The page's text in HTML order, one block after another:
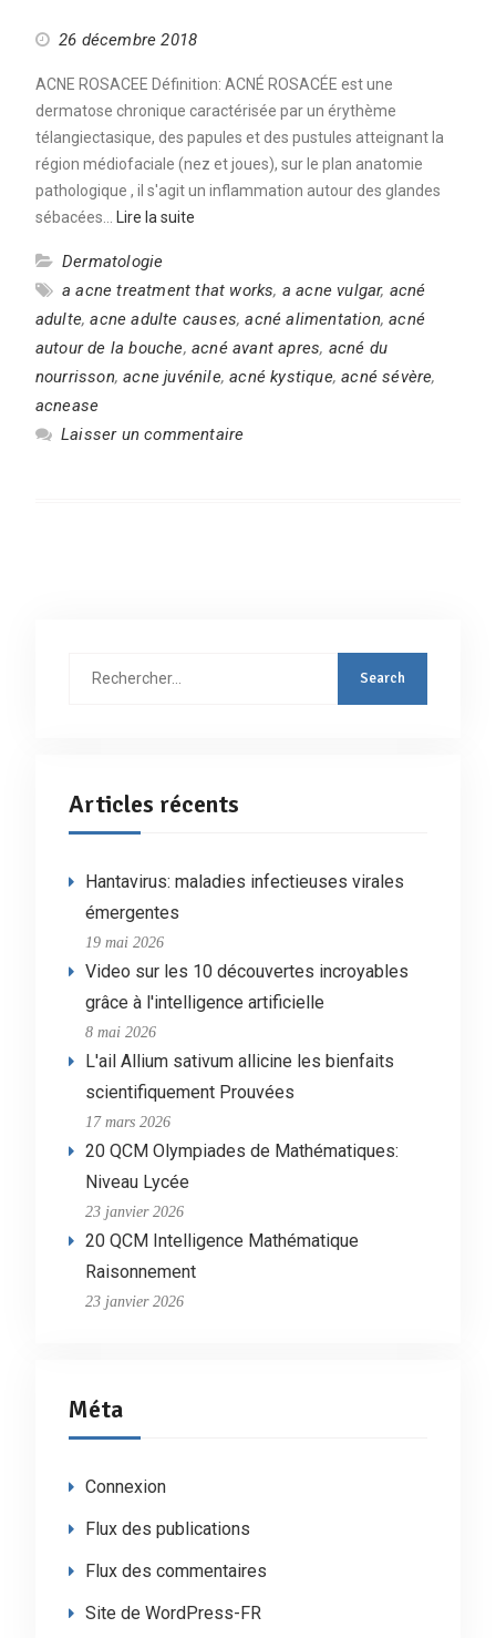
26 décembre 2018
ACNE ROSACEE Définition: ACNÉ ROSACÉE est une
dermatose chronique caractérisée par un érythème
télangiectasique, des papules et des pustules atteignant la
région médiofaciale (nez et joues), sur le plan anatomie
pathologique , il s'agit un inflammation autour des glandes
sébacées…
Lire la suite
Dermatologie
a acne treatment that works, a acne vulgar, acné
adulte,acne adulte causes,acné alimentation,acné
autour de la bouche, acné avant apres, acné du
nourrisson,acne juvénile,acné kystique,acné sévère,
acnease
Laisser un commentaire
Articles récents
Hantavirus: maladies infectieuses virales
émergentes
19 mai 2026
Video sur les 10 découvertes incroyables
grâce à l'intelligence artificielle
8 mai 2026
L'ail Allium sativum allicine les bienfaits
scientifiquement Prouvées
17 mars 2026
20 QCM Olympiades de Mathématiques:
Niveau Lycée
23 janvier 2026
20 QCM Intelligence Mathématique
Raisonnement
23 janvier 2026
Méta
Connexion
Flux des publications
Flux des commentaires
Site de WordPress-FR